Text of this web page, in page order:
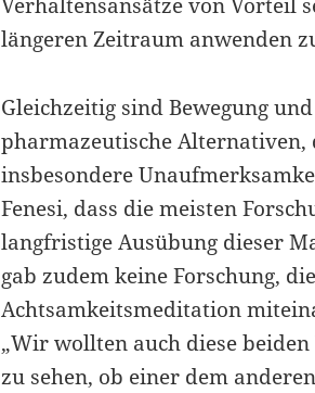
längeren Zeitraum anwenden
Gleichzeitig sind Bewegung
pharmazeutische Alternativen,
insbesondere
Fenesi, dass die meisten
langfristige Ausübung dieser
gab zudem keine Forschung,
Achtsamkeitsmeditation
„Wir wollten auch diese
zu sehen, ob einer dem